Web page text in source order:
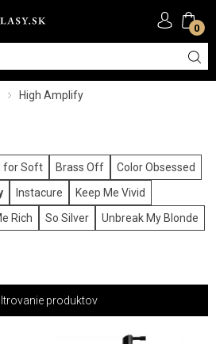
0
High Amplify
for Soft Brass Off
Color Obsessed
Instacure
Keep Me Vivid
Rich So Silver
Unbreak My Blonde
produktov